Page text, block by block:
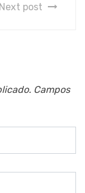
Next post
Campos